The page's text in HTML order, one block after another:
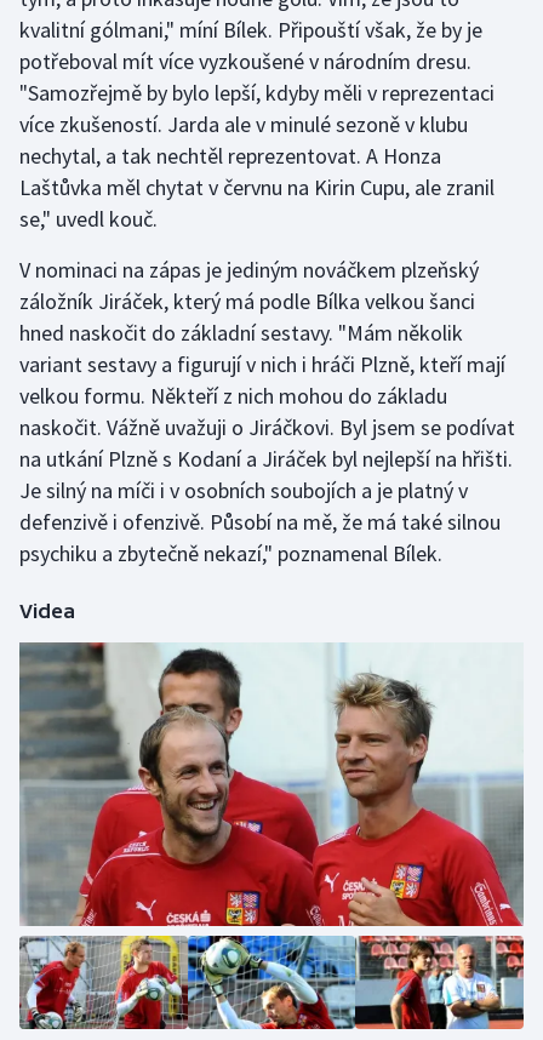
Short track
Sportovní střelba
Stolní tenis
Triatlon
Vodní slalom
Volejbal
Ostatní
kvalitní gólmani," míní Bílek. Připouští však, že by je
potřeboval mít více vyzkoušené v národním dresu.
"Samozřejmě by bylo lepší, kdyby měli v reprezentaci
více zkušeností. Jarda ale v minulé sezoně v klubu
nechytal, a tak nechtěl reprezentovat. A Honza
Laštůvka měl chytat v červnu na Kirin Cupu, ale zranil
se," uvedl kouč.
V nominaci na zápas je jediným nováčkem plzeňský
záložník Jiráček, který má podle Bílka velkou šanci
hned naskočit do základní sestavy. "Mám několik
variant sestavy a figurují v nich i hráči Plzně, kteří mají
velkou formu. Někteří z nich mohou do základu
naskočit. Vážně uvažuji o Jiráčkovi. Byl jsem se podívat
na utkání Plzně s Kodaní a Jiráček byl nejlepší na hřišti.
Je silný na míči i v osobních soubojích a je platný v
defenzivě i ofenzivě. Působí na mě, že má také silnou
psychiku a zbytečně nekazí," poznamenal Bílek.
Videa